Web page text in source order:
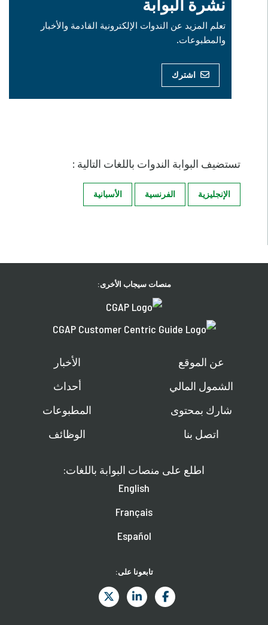
تعلم المزيد عن الندوات الإلكترونية القادمة والأخبار
والمطبوعات.
اشترك
تستضيف البوابة الندوات باللغات التالية :
الإنجليزية الفرنسية الأسبانية
منصات سيجاب الأخرى:
عن الموقع
الشمول المالي
شارك بمحتوى
اتصل بنا
الأخبار
أحداث
المطبوعات
الوظائف
اطلع على منصات البوابة باللغات:
English
Français
Español
تابعونا على: